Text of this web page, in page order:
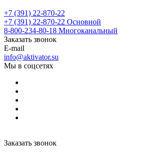
+7 (391) 22-870-22
+7 (391) 22-870-22 Основной
8-800-234-80-18 Многоканальный
Заказать звонок
E-mail
info@aktivator.su
Мы в соцсетях
Заказать звонок